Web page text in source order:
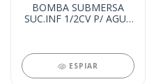
BOMBA SUBMERSA
SUC.INF 1/2CV P/ AGUA
ESPIAR